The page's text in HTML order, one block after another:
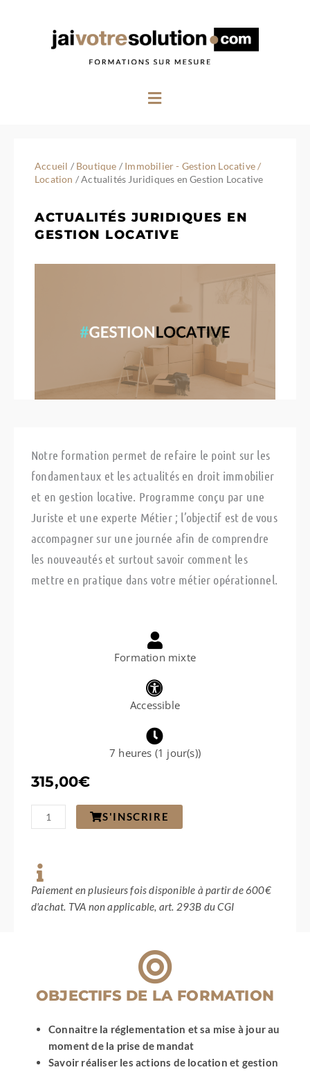
Menu
Accueil / Boutique / Immobilier - Gestion Locative /
Location / Actualités Juridiques en Gestion Locative
ACTUALITÉS JURIDIQUES EN
GESTION LOCATIVE
Notre formation permet de refaire le point sur les
fondamentaux et les actualités en droit immobilier
et en gestion locative. Programme conçu par une
Juriste et une experte Métier ; l’objectif est de vous
accompagner sur une journée afin de comprendre
les nouveautés et surtout savoir comment les
mettre en pratique dans votre métier opérationnel.
Formation mixte
Accessible
7 heures (1 jour(s))
315,00€
un
bien
à
vendre
efficace
S'INSCRIRE
Paiement en plusieurs fois disponible à partir de 600€
d'achat. TVA non applicable, art. 293B du CGI
OBJECTIFS DE LA FORMATION
Connaitre la réglementation et sa mise à jour au
moment de la prise de mandat
Savoir réaliser les actions de location et gestion